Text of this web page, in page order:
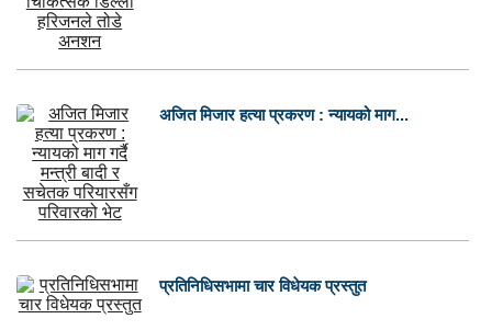
अजित मिजार हत्या प्रकरण : न्यायको माग...
प्रतिनिधिसभामा चार विधेयक प्रस्तुत